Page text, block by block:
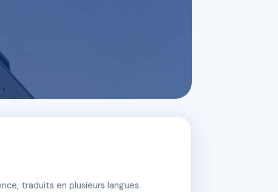
traduits en plusieurs langues.